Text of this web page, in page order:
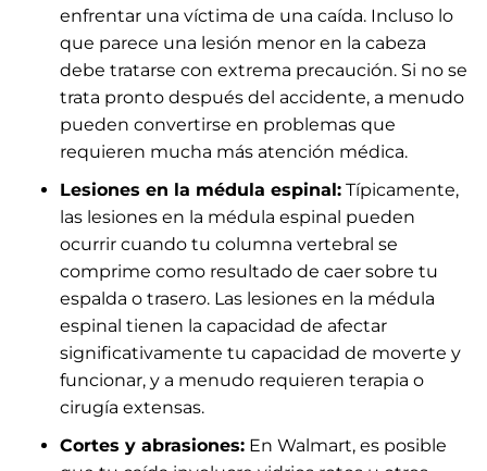
enfrentar una víctima de una caída. Incluso lo
que parece una lesión menor en la cabeza
debe tratarse con extrema precaución. Si no se
trata pronto después del accidente, a menudo
pueden convertirse en problemas que
requieren mucha más atención médica.
Lesiones en la médula espinal: Típicamente,
las lesiones en la médula espinal pueden
ocurrir cuando tu columna vertebral se
comprime como resultado de caer sobre tu
espalda o trasero. Las lesiones en la médula
espinal tienen la capacidad de afectar
significativamente tu capacidad de moverte y
funcionar, y a menudo requieren terapia o
cirugía extensas.
Cortes y abrasiones: En Walmart, es posible